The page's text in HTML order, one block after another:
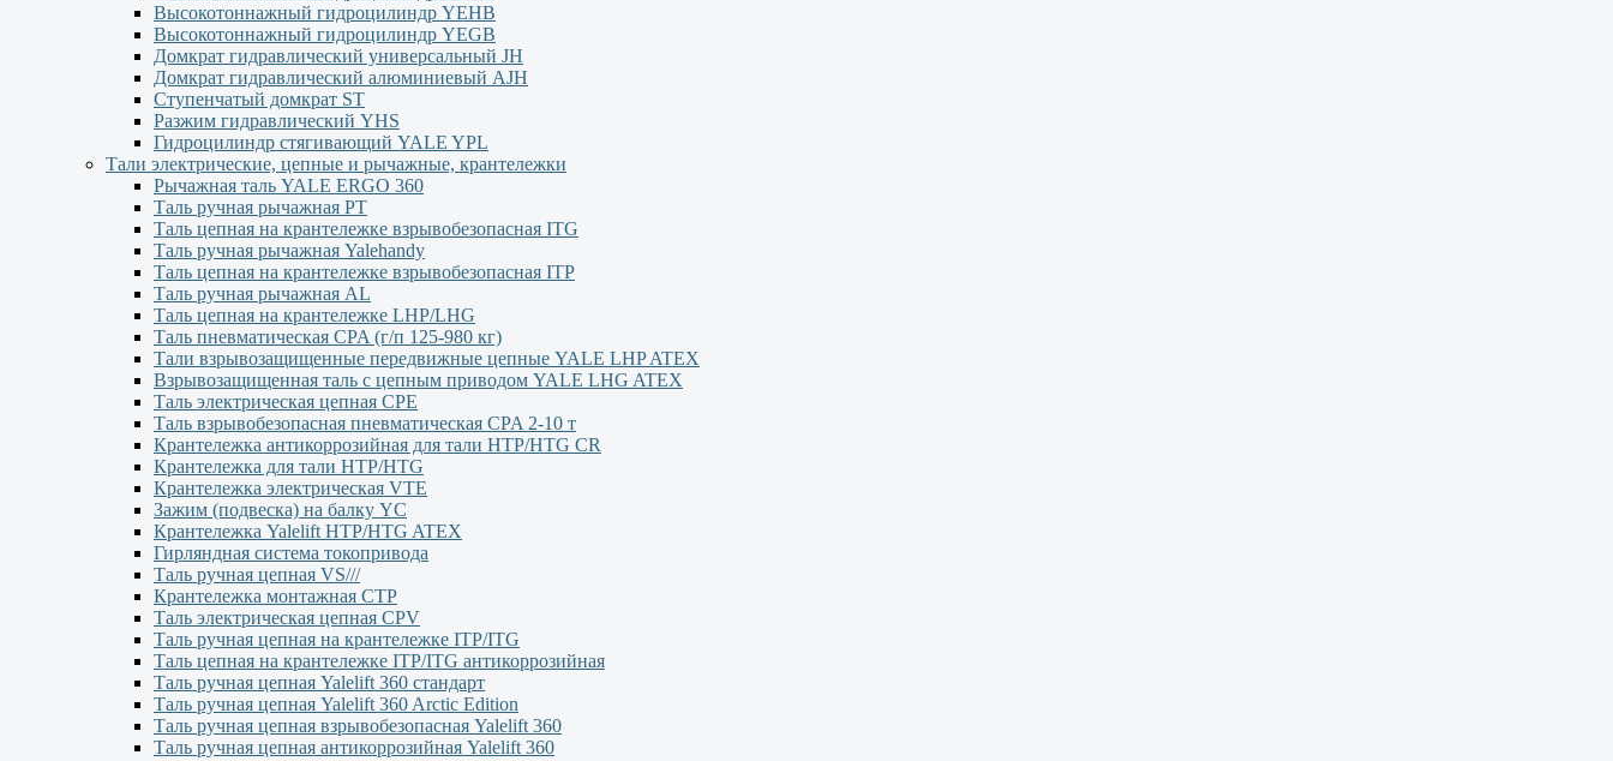
Высокотоннажный гидроцилиндр YEHВ
Высокотоннажный гидроцилиндр YEGВ
Домкрат гидравлический универсальный JH
Домкрат гидравлический алюминиевый АJH
Ступенчатый домкрат ST
Разжим гидравлический YHS
Гидроцилиндр стягивающий YALE YPL
Тали электрические, цепные и рычажные, крантележки
Рычажная таль YALE ERGO 360
Таль ручная рычажная PT
Таль цепная на крантележке взрывобезопасная ITG
Таль ручная рычажная Yalehandy
Таль цепная на крантележке взрывобезопасная ITP
Таль ручная рычажная AL
Таль цепная на крантележке LHP/LHG
Таль пневматическая CPA (г/п 125-980 кг)
Тали взрывозащищенные передвижные цепные YALE LHP ATEX
Взрывозащищенная таль с цепным приводом YALE LHG ATEX
Таль электрическая цепная CPE
Таль взрывобезопасная пневматическая CPA 2-10 т
Крантележка антикоррозийная для тали HTP/HTG CR
Крантележка для тали HTP/HTG
Крантележка электрическая VTE
Зажим (подвеска) на балку YC
Крантележка Yalelift НТР/НТG ATEX
Гирляндная система токопривода
Таль ручная цепная VS///
Крантележка монтажная СТР
Таль электрическая цепная CPV
Таль ручная цепная на крантележке ITP/ITG
Таль цепная на крантележке ITP/ITG антикоррозийная
Таль ручная цепная Yalelift 360 стандарт
Таль ручная цепная Yalelift 360 Arctic Edition
Таль ручная цепная взрывобезопасная Yalelift 360
Таль ручная цепная антикоррозийная Yalelift 360